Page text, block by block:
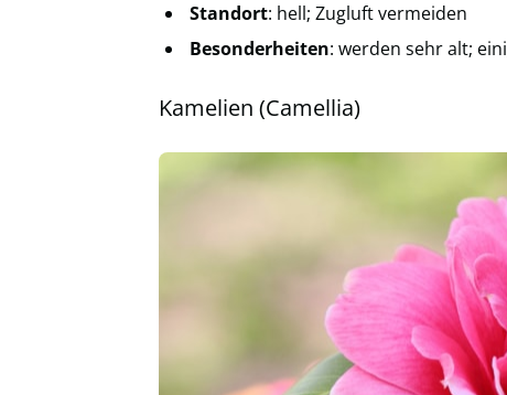
Standort: hell; Zugluft vermeiden
Besonderheiten: werden sehr alt;
Kamelien (Camellia)